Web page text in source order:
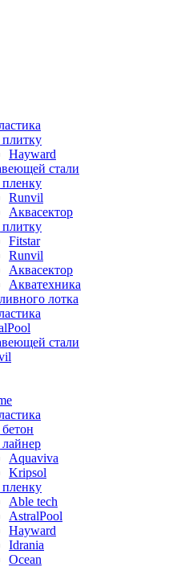
Hayward
стали
Runvil
Аквасектор
Fitstar
Runvil
Аквасектор
Акватехника
лотка
стали
Aquaviva
Kripsol
Able tech
AstralPool
Hayward
Idrania
Ocean